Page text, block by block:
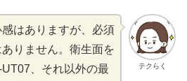
テクらく
はありますが、必須
りません。衛生面を
、それ以外の最